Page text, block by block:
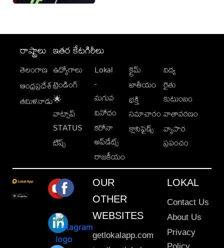
రాష్ట్రాలు
తెలంగాణ
ఆంధ్రప్రదేశ్
తమిళనాడు
ఇతర కేటగిరీలు
ఉద్యోగాలు
ట్రెండింగ్
🌟
వాట్సాప్
STATUS
టిప్స్
Lokal
-
మగువ
వినోదం
కరోనా
అప్‌డేట్స్
రాజకీయం
క్రైమ్
జాతీయం
భక్తి
సమాచారం
క్లాసిఫైడ్స్
విద్య
రైతు
కుటుంబం
వాతావరణం
వ్యాపార
ప్రపంచం
OUR
OTHER
WEBSITES
getlokalapp.com
LOKAL
Contact Us
About Us
Privacy
Policy